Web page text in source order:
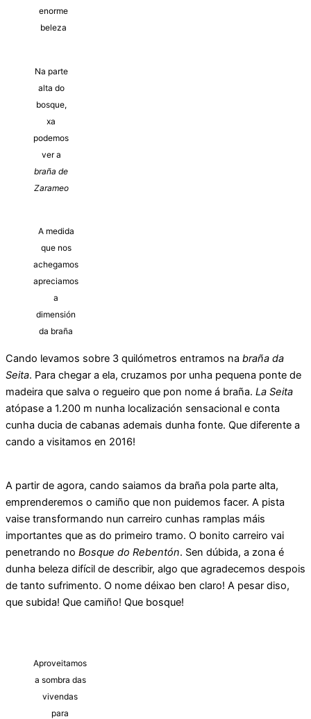
enorme
beleza
Na parte
alta do
bosque,
xa
podemos
ver a
braña de
Zarameo
A medida
que nos
achegamos
apreciamos
a
dimensión
da braña
Cando levamos sobre 3 quilómetros entramos na braña da
Seita. Para chegar a ela, cruzamos por unha pequena ponte de
madeira que salva o regueiro que pon nome á braña. La Seita
atópase a 1.200 m nunha localización sensacional e conta
cunha ducia de cabanas ademais dunha fonte. Que diferente a
cando a visitamos en 2016!
A partir de agora, cando saiamos da braña pola parte alta,
emprenderemos o camiño que non puidemos facer. A pista
vaise transformando nun carreiro cunhas ramplas máis
importantes que as do primeiro tramo. O bonito carreiro vai
penetrando no Bosque do Rebentón. Sen dúbida, a zona é
dunha beleza difícil de describir, algo que agradecemos despois
de tanto sufrimento. O nome déixao ben claro! A pesar diso,
que subida! Que camiño! Que bosque!
Aproveitamos
a sombra das
vivendas
para